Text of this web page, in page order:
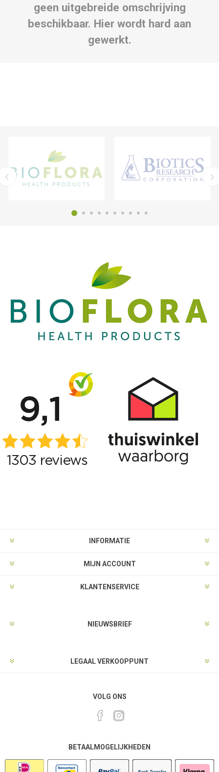
geen uitgebreide omschrijving
beschikbaar. Hier wordt hard aan
gewerkt.
INFORMATIE
MIJN ACCOUNT
KLANTENSERVICE
NIEUWSBRIEF
LEGAAL VERKOOPPUNT
VOLG ONS
BETAALMOGELIJKHEDEN